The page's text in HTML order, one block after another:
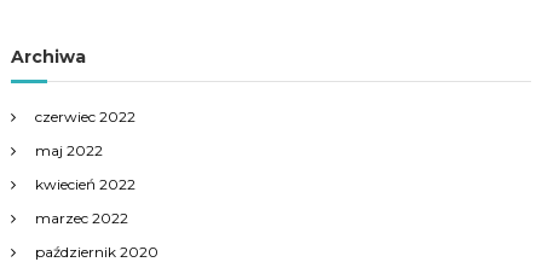
Archiwa
czerwiec 2022
maj 2022
kwiecień 2022
marzec 2022
październik 2020